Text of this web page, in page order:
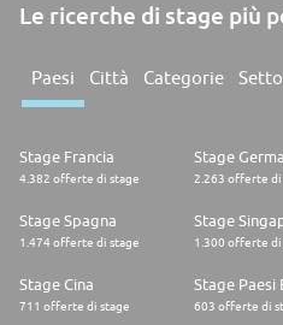
Le ricerche di stage più
Paesi Città Categorie
Stage Francia
4.382 offerte di stage
Stage
2.263 offerte di
Stage Spagna
1.474 offerte di stage
Stage
1.300 offerte di
Stage Cina
711 offerte di stage
Stage Paesi
603 offerte di